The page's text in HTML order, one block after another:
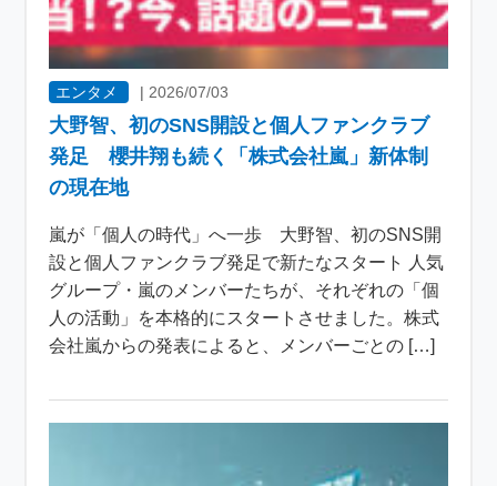
エンタメ | 2026/07/03
大野智、初のSNS開設と個人ファンクラブ
発足 櫻井翔も続く「株式会社嵐」新体制
の現在地
嵐が「個人の時代」へ一歩 大野智、初のSNS開
設と個人ファンクラブ発足で新たなスタート 人気
グループ・嵐のメンバーたちが、それぞれの「個
人の活動」を本格的にスタートさせました。株式
会社嵐からの発表によると、メンバーごとの […]